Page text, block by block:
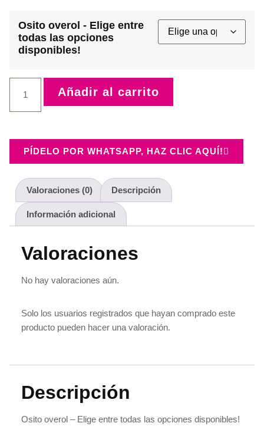
Osito overol - Elige entre
todas las opciones
disponibles!
Añadir al carrito
PÍDELO POR WHATSAPP, HAZ CLIC AQUÍ!
Valoraciones (0) Descripción
Información adicional
Valoraciones
No hay valoraciones aún.
Solo los usuarios registrados que hayan comprado este
producto pueden hacer una valoración.
Descripción
Osito overol – Elige entre todas las opciones disponibles!